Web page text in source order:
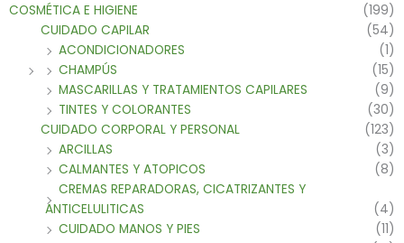
COSMÉTICA E HIGIENE
(199)
CUIDADO CAPILAR
(54)
ACONDICIONADORES
(1)
CHAMPÚS
(15)
MASCARILLAS Y TRATAMIENTOS CAPILARES
(9)
TINTES Y COLORANTES
(30)
CUIDADO CORPORAL Y PERSONAL
(123)
ARCILLAS
(3)
CALMANTES Y ATOPICOS
(8)
CREMAS REPARADORAS, CICATRIZANTES Y
ANTICELULITICAS
(4)
CUIDADO MANOS Y PIES
(11)